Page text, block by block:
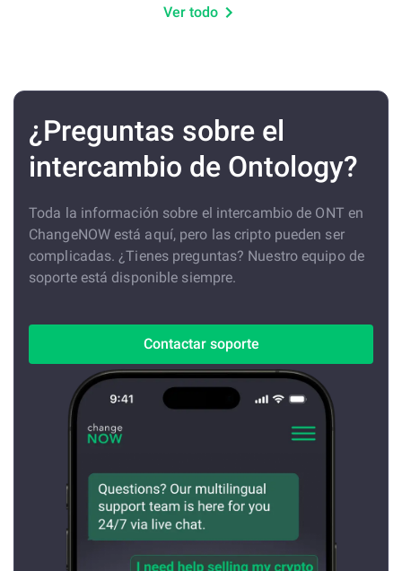
Ver todo
¿Preguntas sobre el
intercambio de Ontology?
Toda la información sobre el intercambio de ONT en
ChangeNOW está aquí, pero las cripto pueden ser
complicadas. ¿Tienes preguntas? Nuestro equipo de
soporte está disponible siempre.
Contactar soporte